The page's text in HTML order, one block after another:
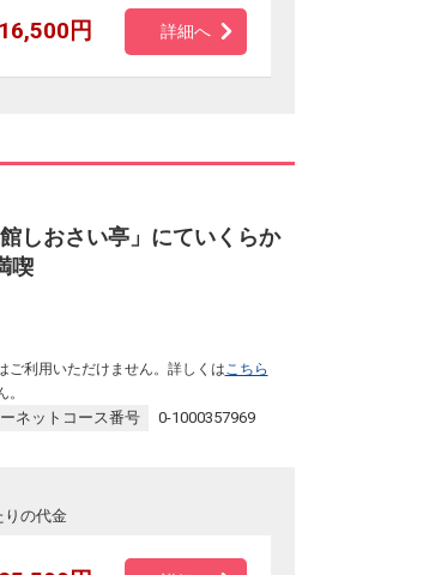
円 詳細へ
しおさい亭」にていくらか
喫
利用いただけません。詳しくはこちら
ネットコース番号 0-1000357969
りの代金